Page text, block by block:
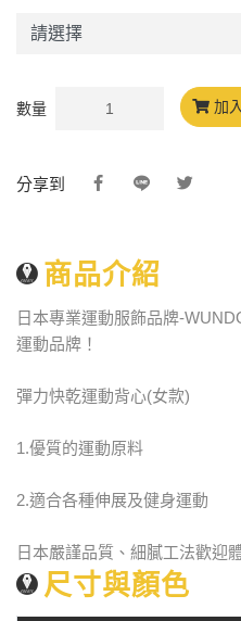
數量 加
分享到
商品介紹
日本專業運動服飾品牌-
運動品牌！
彈力快乾運動背心(女款)
1.優質的運動原料
2.適合各種伸展及健身運動
日本嚴謹品質、細膩工法歡迎
尺寸與顏色